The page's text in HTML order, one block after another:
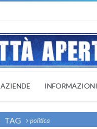
AZIENDE INFORMAZIONI
TAG politica